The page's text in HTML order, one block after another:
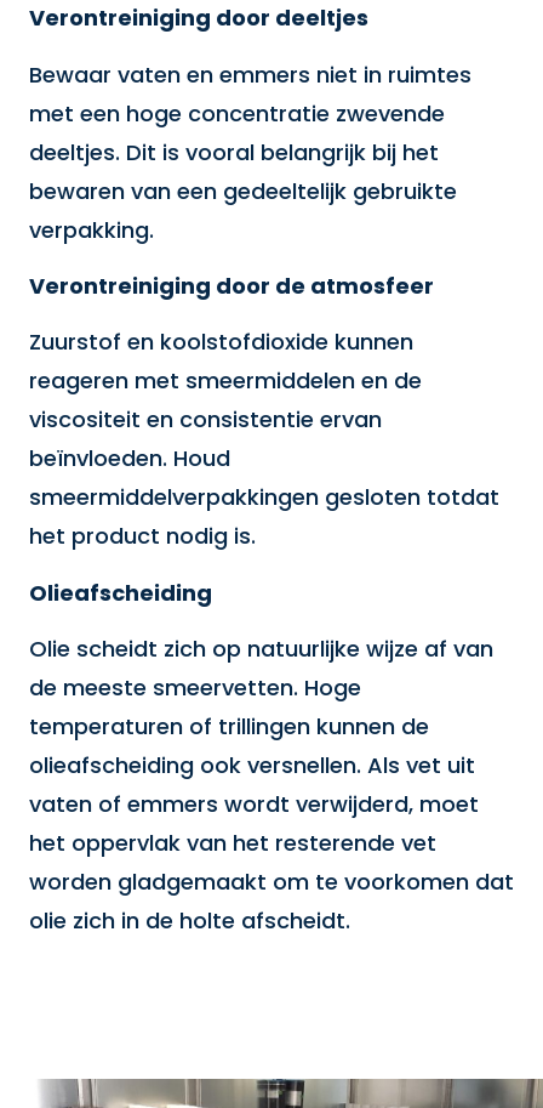
Verontreiniging door deeltjes
Bewaar vaten en emmers niet in ruimtes
met een hoge concentratie zwevende
deeltjes. Dit is vooral belangrijk bij het
bewaren van een gedeeltelijk gebruikte
verpakking.
Verontreiniging door de atmosfeer
Zuurstof en koolstofdioxide kunnen
reageren met smeermiddelen en de
viscositeit en consistentie ervan
beïnvloeden. Houd
smeermiddelverpakkingen gesloten totdat
het product nodig is.
Olieafscheiding
Olie scheidt zich op natuurlijke wijze af van
de meeste smeervetten. Hoge
temperaturen of trillingen kunnen de
olieafscheiding ook versnellen. Als vet uit
vaten of emmers wordt verwijderd, moet
het oppervlak van het resterende vet
worden gladgemaakt om te voorkomen dat
olie zich in de holte afscheidt.